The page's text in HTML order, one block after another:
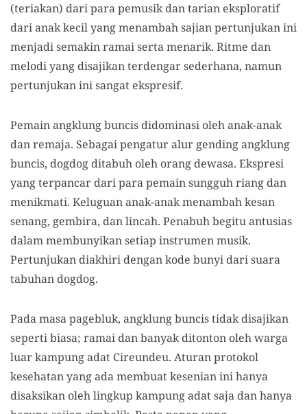
(teriakan) dari para pemusik dan tarian eksploratif
dari anak kecil yang menambah sajian pertunjukan ini
menjadi semakin ramai serta menarik. Ritme dan
melodi yang disajikan terdengar sederhana, namun
pertunjukan ini sangat ekspresif.
Pemain angklung buncis didominasi oleh anak-anak
dan remaja. Sebagai pengatur alur gending angklung
buncis, dogdog ditabuh oleh orang dewasa. Ekspresi
yang terpancar dari para pemain sungguh riang dan
menikmati. Keluguan anak-anak menambah kesan
senang, gembira, dan lincah. Penabuh begitu antusias
dalam membunyikan setiap instrumen musik.
Pertunjukan diakhiri dengan kode bunyi dari suara
tabuhan dogdog.
Pada masa pagebluk, angklung buncis tidak disajikan
seperti biasa; ramai dan banyak ditonton oleh warga
luar kampung adat Cireundeu. Aturan protokol
kesehatan yang ada membuat kesenian ini hanya
disaksikan oleh lingkup kampung adat saja dan hanya